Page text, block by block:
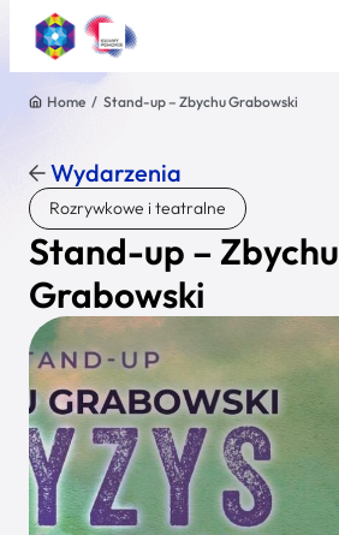
Znajdź atrakcję
Nazwa atrakcji
Miasto
Kategoria
Wyszukaj
Home / Stand-up – Zbychu Grabowski
Wydarzenia
Rozrywkowe i teatralne
Stand-up – Zbychu
Grabowski